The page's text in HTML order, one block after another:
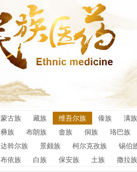
蒙古族 藏族 维吾尔族 傣族
满族
彝族
布朗族 畲族 侗族
珞巴族
达斡尔族
景颇族 柯尔克孜族
锡伯
布依族
白族 保安族 土族 撒拉族